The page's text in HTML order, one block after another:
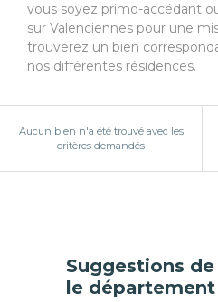
vous soyez primo-accédant
sur Valenciennes pour une
trouverez un bien
nos différentes résidences.
Aucun bien n'a été trouvé avec les
critères demandés
Suggestions
le département